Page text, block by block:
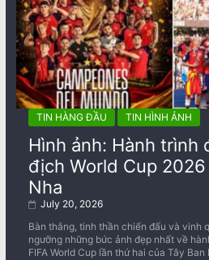
TIN HÀNG ĐẦU TIN HÌNH ẢNH
Hình ảnh: Hành trình
địch World Cup 2026
Nha
July 20, 2026
Bàn thắng, tinh thần chiến đấu và vinh
ngưỡng những bức ảnh đẹp nhất về
FIFA World Cup lần thứ hai của Tây Ban